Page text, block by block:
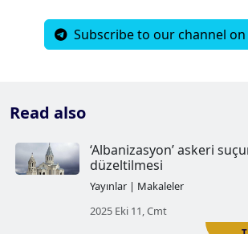
Read also
Subscribe to our channel on